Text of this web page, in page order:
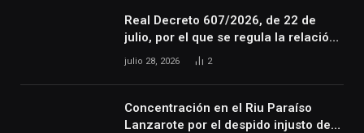
Real Decreto 607/2026, de 22 de
julio, por el que se regula la relación
laboral especial de las personas
en las artes escénicas, audiovisuales
y musicales, así como de las
personas que realizan actividades
julio 28, 2026 2
Concentración en el Riu Paraíso
Lanzarote por el despido injusto de